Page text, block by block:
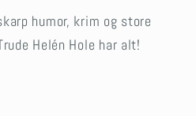
humor, krim og store
Helén Hole har alt!